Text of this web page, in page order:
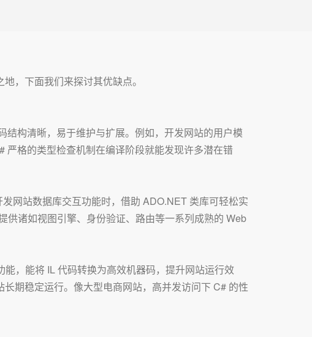
，下面我们来探讨其优缺点。
构清晰，易于维护与扩展。例如，开发网站的用户模
格的类型检查机制在编译阶段就能发现许多潜在错
网站数据库交互功能时，借助 ADO.NET 类库可轻松实
供诸如视图引擎、身份验证、路由等一系列成熟的 Web
，能将 IL 代码转换为高效机器码，提升网站运行效
期稳定运行。像大型电商网站，高并发访问下 C# 的性